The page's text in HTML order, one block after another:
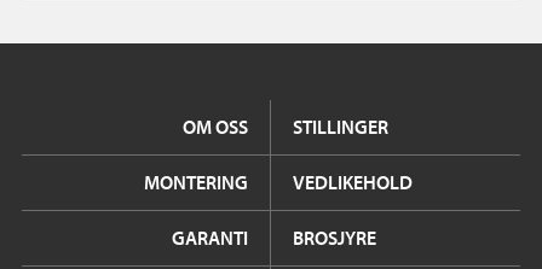
OM OSS STILLINGER
MONTERING VEDLIKEHOLD
GARANTI BROSJYRE